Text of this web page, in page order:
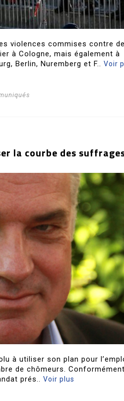
violences commises contre
à Cologne, mais également à
Berlin, Nuremberg et F.. Voir
la courbe des
à utiliser son plan pour
de chômeurs.
prés.. Voir plus